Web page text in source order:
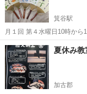
箕谷駅
月１回 第４水曜日10時から12時日の峰集会所にて 筆ペンまたはペン
字で日常に役に立つ慶弔表
葉書や手紙など無理なく丁
体験は無料です。手ぶらで気
兵庫 神戸市 箕谷駅
夏休み教
加古郡